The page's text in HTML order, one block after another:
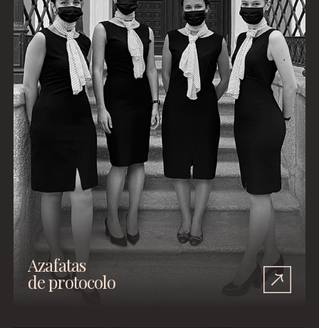
Azafatas
de protocolo